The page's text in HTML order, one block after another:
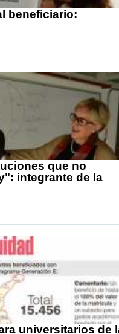
beneficiario:
que no
integrante de la
universitarios de